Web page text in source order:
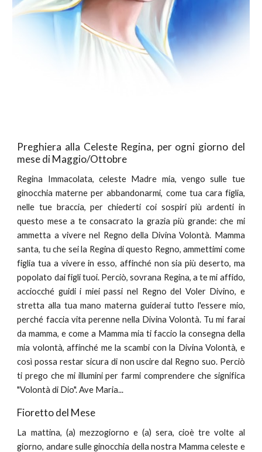
Preghiera alla Celeste Regina, per ogni giorno del
mese di Maggio/Ottobre
Regina Immacolata, celeste Madre mia, vengo sulle tue
ginocchia materne per abbandonarmi, come tua cara figlia,
nelle tue braccia, per chiederti coi sospiri più ardenti in
questo mese a te consacrato la grazia più grande: che mi
ammetta a vivere nel Regno della Divina Volontà. Mamma
santa, tu che sei la Regina di questo Regno, ammettimi come
figlia tua a vivere in esso, affinché non sia più deserto, ma
popolato dai figli tuoi. Perciò, sovrana Regina, a te mi affido,
acciocché guidi i miei passi nel Regno del Voler Divino, e
stretta alla tua mano materna guiderai tutto l'essere mio,
perché faccia vita perenne nella Divina Volontà. Tu mi farai
da mamma, e come a Mamma mia ti faccio la consegna della
mia volontà, affinché me la scambi con la Divina Volontà, e
così possa restar sicura di non uscire dal Regno suo. Perciò
ti prego che mi illumini per farmi comprendere che significa
"Volontà di Dio". Ave Maria...
Fioretto del Mese
La mattina, (a) mezzogiorno e (a) sera, cioè tre volte al
giorno, andare sulle ginocchia della nostra Mamma celeste e